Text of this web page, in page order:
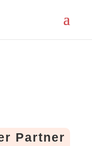
Partner